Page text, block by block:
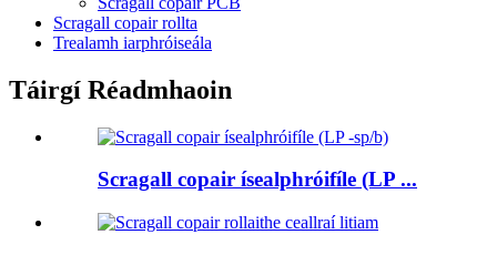
Scragall copair rollta
Trealamh iarphróiseála
Táirgí Réadmhaoin
Scragall copair ísealphróifíle (LP ...